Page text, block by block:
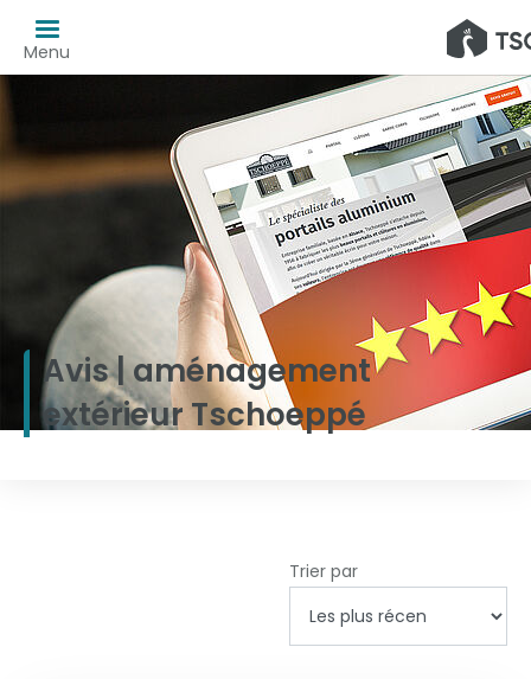
Menu
Avis | aménagement
extérieur Tschoeppé
Trier par